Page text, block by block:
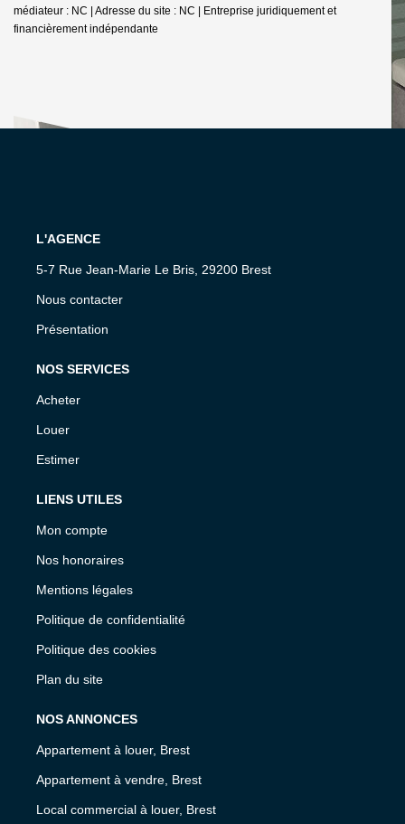
médiateur : NC | Adresse du site : NC | Entreprise juridiquement et
financièrement indépendante
L'AGENCE
5-7 Rue Jean-Marie Le Bris, 29200 Brest
Nous contacter
Présentation
NOS SERVICES
Acheter
Louer
Estimer
LIENS UTILES
Mon compte
Nos honoraires
Mentions légales
Politique de confidentialité
Politique des cookies
Plan du site
NOS ANNONCES
Appartement à louer, Brest
Appartement à vendre, Brest
Local commercial à louer, Brest